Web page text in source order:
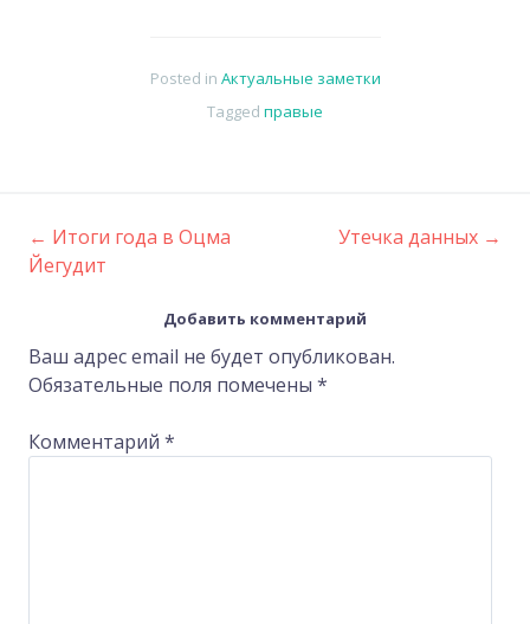
Posted in Актуальные заметки
Tagged правые
Post
navigation
← Итоги года в Оцма
Йегудит
Утечка данных →
Добавить комментарий
Ваш адрес email не будет опубликован.
Обязательные поля помечены *
Комментарий *